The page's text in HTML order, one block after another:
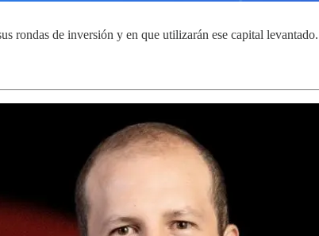
rondas de inversión y en que utilizarán ese capital levantado.